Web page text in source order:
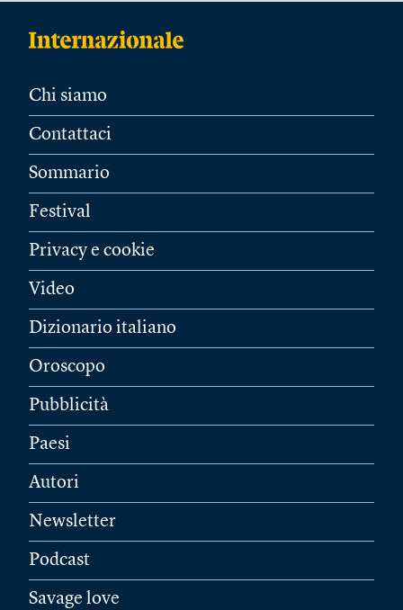
Chi siamo
Contattaci
Sommario
Festival
Privacy e cookie
Video
Dizionario italiano
Oroscopo
Pubblicità
Paesi
Autori
Newsletter
Podcast
Savage love